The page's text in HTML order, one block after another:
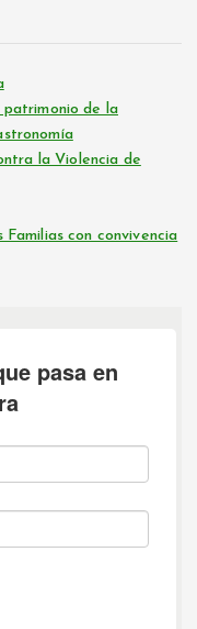
patrimonio de la
la Violencia de
con convivencia